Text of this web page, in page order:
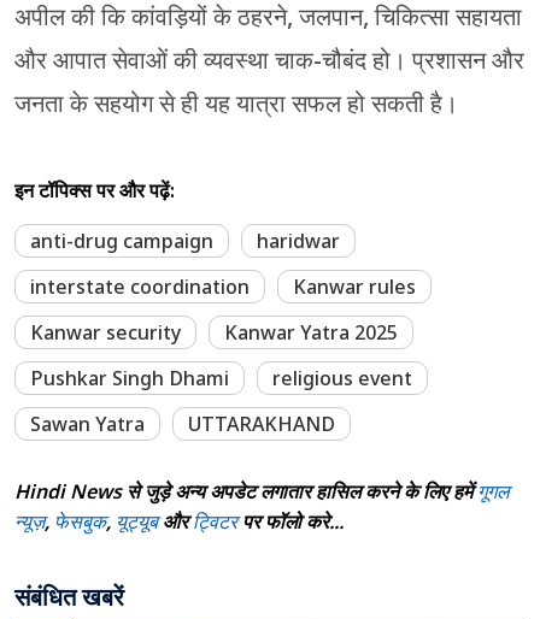
अपील की कि कांवड़ियों के ठहरने, जलपान, चिकित्सा सहायता
और आपात सेवाओं की व्यवस्था चाक-चौबंद हो। प्रशासन और
जनता के सहयोग से ही यह यात्रा सफल हो सकती है।
इन टॉपिक्स पर और पढ़ें:
anti-drug campaign
haridwar
interstate coordination
Kanwar rules
Kanwar security
Kanwar Yatra 2025
Pushkar Singh Dhami
religious event
Sawan Yatra
UTTARAKHAND
Hindi News से जुड़े अन्य अपडेट लगातार हासिल करने के लिए हमेंगूगल
न्यूज़, फेसबुक, यूट्यूबऔरट्विटरपर फॉलो करे...
संबंधित खबरें